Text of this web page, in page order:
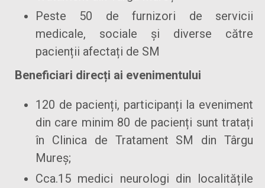
Peste 50 de furnizori de servicii
medicale, sociale și diverse către
pacienții afectați de SM
Beneficiari direcți ai evenimentului
120 de pacienți, participanți la eveniment
din care minim 80 de pacienți sunt tratați
în Clinica de Tratament SM din Târgu
Mureș;
Cca.15 medici neurologi din localitățile